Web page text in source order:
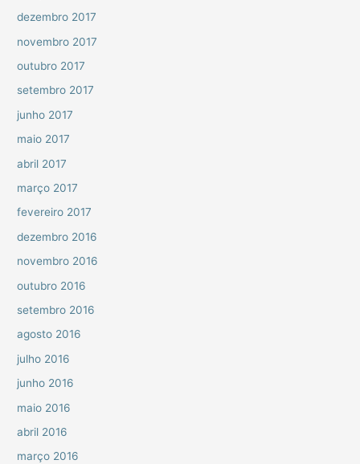
dezembro 2017
novembro 2017
outubro 2017
setembro 2017
junho 2017
maio 2017
abril 2017
março 2017
fevereiro 2017
dezembro 2016
novembro 2016
outubro 2016
setembro 2016
agosto 2016
julho 2016
junho 2016
maio 2016
abril 2016
março 2016